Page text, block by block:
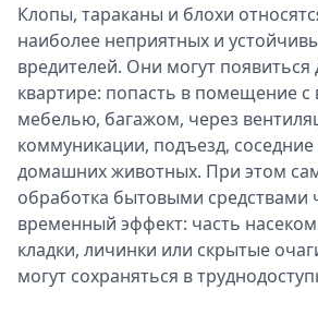
Клопы, тараканы и блохи
наиболее неприятных и
вредителей. Они могут появиться
квартире: попасть в помещение
мебелью, багажом, через
коммуникации, подъезд,
домашних животных. При этом
обработка бытовыми средствами
временный эффект: часть
кладки, личинки или скрытые
могут сохраняться в